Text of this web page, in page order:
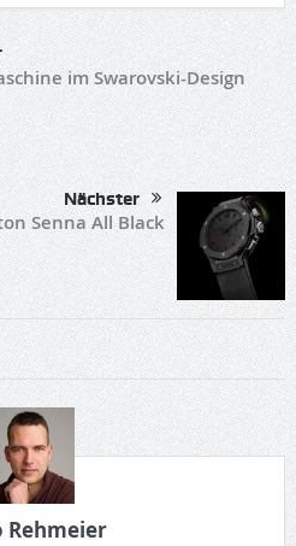
im Swarovski-Design
Nächster
Senna All Black
Rehmeier